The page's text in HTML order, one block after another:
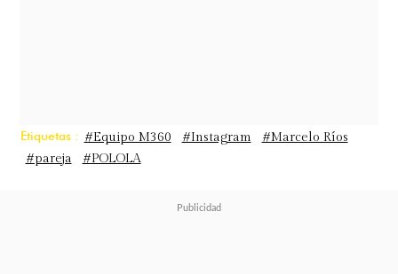
Etiquetas : #Equipo M360 #Instagram
#Marcelo Ríos
#pareja
#POLOLA